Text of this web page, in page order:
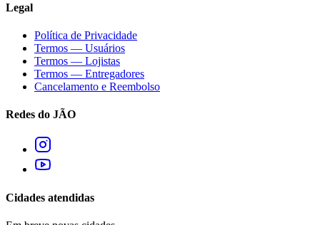
Legal
Política de Privacidade
Termos — Usuários
Termos — Lojistas
Termos — Entregadores
Cancelamento e Reembolso
Redes do JÃO
Cidades atendidas